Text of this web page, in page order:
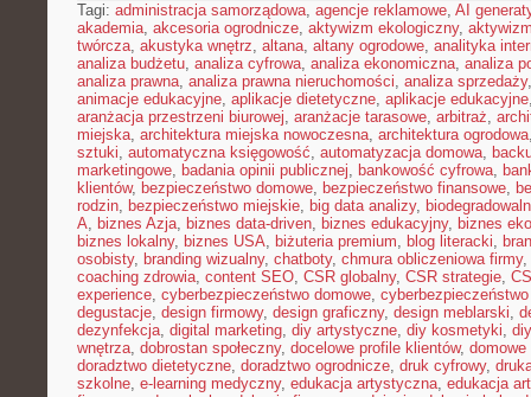
Tagi: administracja samorządowa, agencje reklamowe, AI
akademia, akcesoria ogrodnicze, aktywizm ekologiczny,
twórcza, akustyka wnętrz, altana, altany ogrodowe, analityka
analiza budżetu, analiza cyfrowa, analiza ekonomiczna, analiza
analiza prawna, analiza prawna nieruchomości, analiza sprzedaży
animacje edukacyjne, aplikacje dietetyczne, aplikacje edukacyjne
aranżacja przestrzeni biurowej, aranżacje tarasowe, arbitraż,
miejska, architektura miejska nowoczesna, architektura ogrodowa
sztuki, automatyczna księgowość, automatyzacja domowa,
marketingowe, badania opinii publicznej, bankowość cyfrowa,
klientów, bezpieczeństwo domowe, bezpieczeństwo finansowe,
rodzin, bezpieczeństwo miejskie, big data analizy,
A, biznes Azja, biznes data-driven, biznes edukacyjny, biznes
biznes lokalny, biznes USA, biżuteria premium, blog literacki,
osobisty, branding wizualny, chatboty, chmura obliczeniowa firmy,
coaching zdrowia, content SEO, CSR globalny, CSR strategie,
experience, cyberbezpieczeństwo domowe,
degustacje, design firmowy, design graficzny, design meblarski,
dezynfekcja, digital marketing, diy artystyczne, diy kosmetyki,
wnętrza, dobrostan społeczny, docelowe profile klientów,
doradztwo dietetyczne, doradztwo ogrodnicze, druk cyfrowy,
szkolne, e-learning medyczny, edukacja artystyczna, edukacja